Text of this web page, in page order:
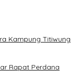
Kampung
Rapat Perdana